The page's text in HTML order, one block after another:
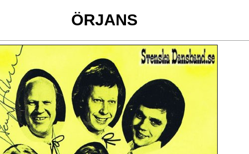
ÖRJANS